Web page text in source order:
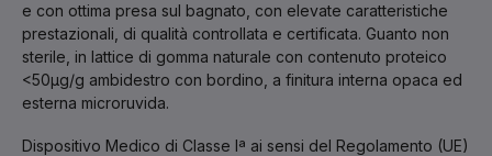
e con ottima presa sul bagnato, con elevate caratteristiche
prestazionali, di qualità controllata e certificata. Guanto non
sterile, in lattice di gomma naturale con contenuto proteico
<50μg/g ambidestro con bordino, a finitura interna opaca ed
esterna microruvida.
Dispositivo Medico di Classe Iª ai sensi del Regolamento (UE)